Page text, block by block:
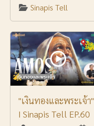
Sinapis Tell
"เงินทองและพระเจ้า"
I Sinapis Tell EP.60